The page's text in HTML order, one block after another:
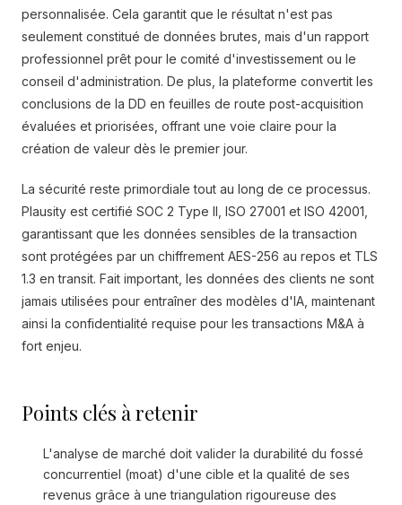
personnalisée. Cela garantit que le résultat n'est pas
seulement constitué de données brutes, mais d'un rapport
professionnel prêt pour le comité d'investissement ou le
conseil d'administration. De plus, la plateforme convertit les
conclusions de la DD en feuilles de route post-acquisition
évaluées et priorisées, offrant une voie claire pour la
création de valeur dès le premier jour.
La sécurité reste primordiale tout au long de ce processus.
Plausity est certifié SOC 2 Type II, ISO 27001 et ISO 42001,
garantissant que les données sensibles de la transaction
sont protégées par un chiffrement AES-256 au repos et TLS
1.3 en transit. Fait important, les données des clients ne sont
jamais utilisées pour entraîner des modèles d'IA, maintenant
ainsi la confidentialité requise pour les transactions M&A à
fort enjeu.
Points clés à retenir
L'analyse de marché doit valider la durabilité du fossé
concurrentiel (moat) d'une cible et la qualité de ses
revenus grâce à une triangulation rigoureuse des